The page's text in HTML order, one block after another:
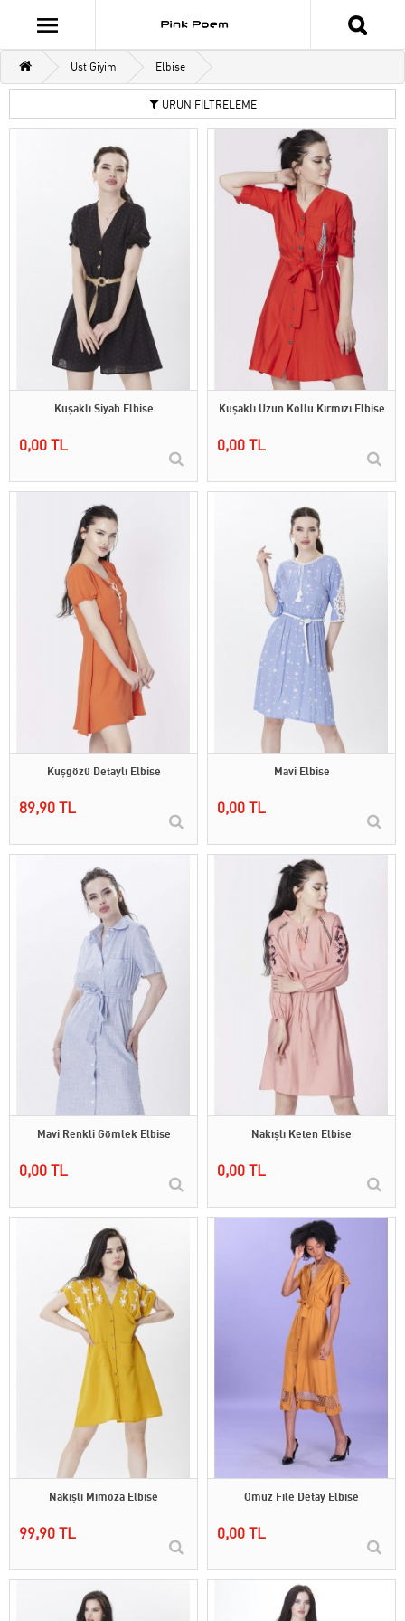
Üst Giyim Elbise
ÜRÜN FİLTRELEME
Kuşaklı Siyah Elbise
0,00 TL
Kuşaklı Uzun Kollu Kırmızı Elbise
0,00 TL
Kuşgözü Detaylı Elbise
89,90 TL
Mavi Elbise
0,00 TL
Mavi Renkli Gömlek Elbise
0,00 TL
Nakışlı Keten Elbise
0,00 TL
Nakışlı Mimoza Elbise
99,90 TL
Omuz File Detay Elbise
0,00 TL